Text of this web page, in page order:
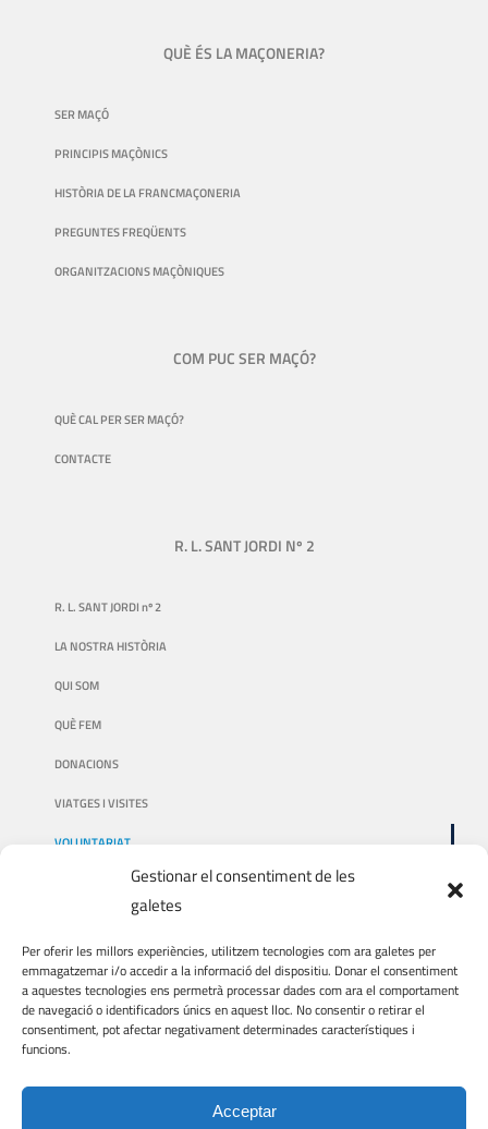
Gestionar el consentiment de les
galetes
Per oferir les millors experiències, utilitzem tecnologies com ara galetes per
emmagatzemar i/o accedir a la informació del dispositiu. Donar el consentiment
a aquestes tecnologies ens permetrà processar dades com ara el comportament
de navegació o identificadors únics en aquest lloc. No consentir o retirar el
consentiment, pot afectar negativament determinades característiques i
funcions.
Acceptar
QUÈ ÉS LA MAÇONERIA?
SER MAÇÓ
PRINCIPIS MAÇÒNICS
HISTÒRIA DE LA FRANCMAÇONERIA
PREGUNTES FREQÜENTS
ORGANITZACIONS MAÇÒNIQUES
COM PUC SER MAÇÓ?
QUÈ CAL PER SER MAÇÓ?
CONTACTE
R. L. SANT JORDI Nº 2
R. L. SANT JORDI nº 2
LA NOSTRA HISTÒRIA
QUI SOM
QUÈ FEM
DONACIONS
VIATGES I VISITES
VOLUNTARIAT
AVÍS LEGAL
POLÍTICA DE PRIVACITAT